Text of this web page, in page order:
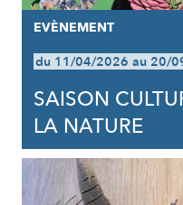
EVÈNEMENT
du 11/04/2026 au 20/
SAISON
LA NATURE